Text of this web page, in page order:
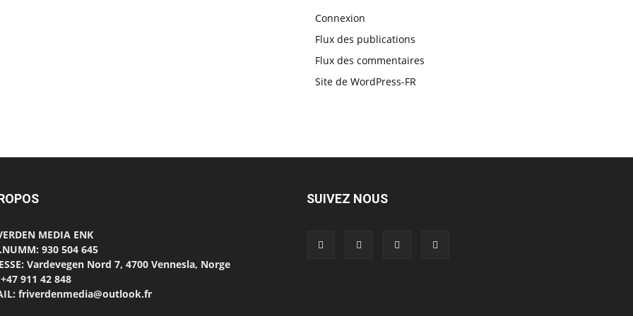
Connexion
Flux des publications
Flux des commentaires
Site de WordPress-FR
MEDIA ENK
930 504 645
Vardevegen Nord 7, 4700 Vennesla, Norge
911 42 848
friverdenmedia@outlook.fr
SUIVEZ NOUS